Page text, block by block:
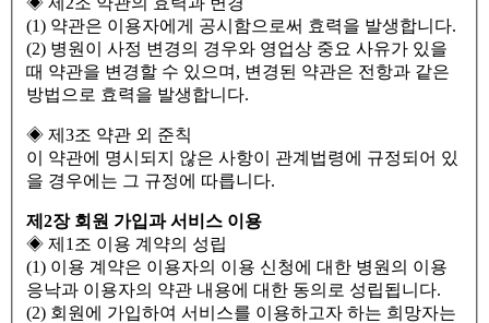
(1) 약관은 이용자에게 공시함으로써 효력을 발생합니다.
(2) 병원이 사정 변경의 경우와 영업상 중요 사유가 있을
때 약관을 변경할 수 있으며, 변경된 약관은 전항과 같은
방법으로 효력을 발생합니다.
◈ 제3조 약관 외 준칙
이 약관에 명시되지 않은 사항이 관계법령에 규정되어 있
을 경우에는 그 규정에 따릅니다.
제2장 회원 가입과 서비스 이용
◈ 제1조 이용 계약의 성립
(1) 이용 계약은 이용자의 이용 신청에 대한 병원의 이용
응낙과 이용자의 약관 내용에 대한 동의로 성립됩니다.
(2) 회원에 가입하여 서비스를 이용하고자 하는 희망자는